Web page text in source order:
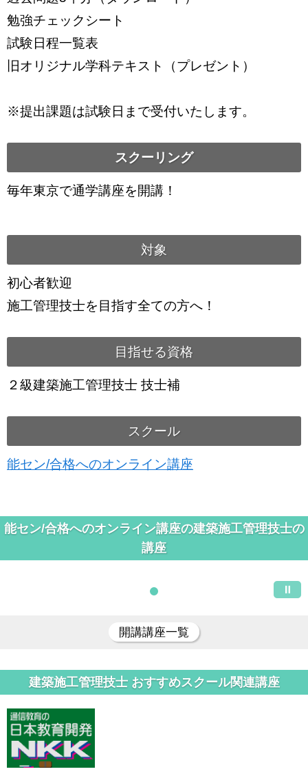
勉強チェックシート
試験日程一覧表
旧オリジナル学科テキスト（プレゼント）
※提出課題は試験日まで受付いたします。
スクーリング
毎年東京で通学講座を開講！
対象
初心者歓迎
施工管理技士を目指す全ての方へ！
目指せる資格
２級建築施工管理技士 技士補
スクール
能セン/合格へのオンライン講座
能セン/合格へのオンライン講座の建築施工管理技士の
講座
開講講座一覧
建築施工管理技士 おすすめスクール関連講座